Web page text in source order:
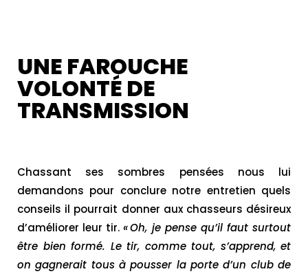
UNE FAROUCHE
VOLONTÉ DE
TRANSMISSION
Chassant ses sombres pensées nous lui
demandons pour conclure notre entretien quels
conseils il pourrait donner aux chasseurs désireux
d’améliorer leur tir.« Oh, je pense qu’il faut surtout
être bien formé. Le tir, comme tout, s’apprend, et
on gagnerait tous à pousser la porte d’un club de